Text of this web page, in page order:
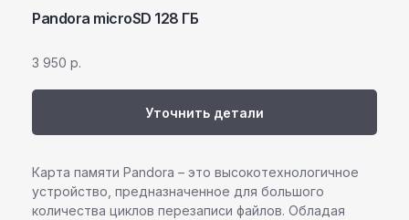
Pandora microSD 128 ГБ
3 950 р.
Уточнить детали
Карта памяти Pandora – это высокотехнологичное
устройство, предназначенное для большого
количества циклов перезаписи файлов. Обладая